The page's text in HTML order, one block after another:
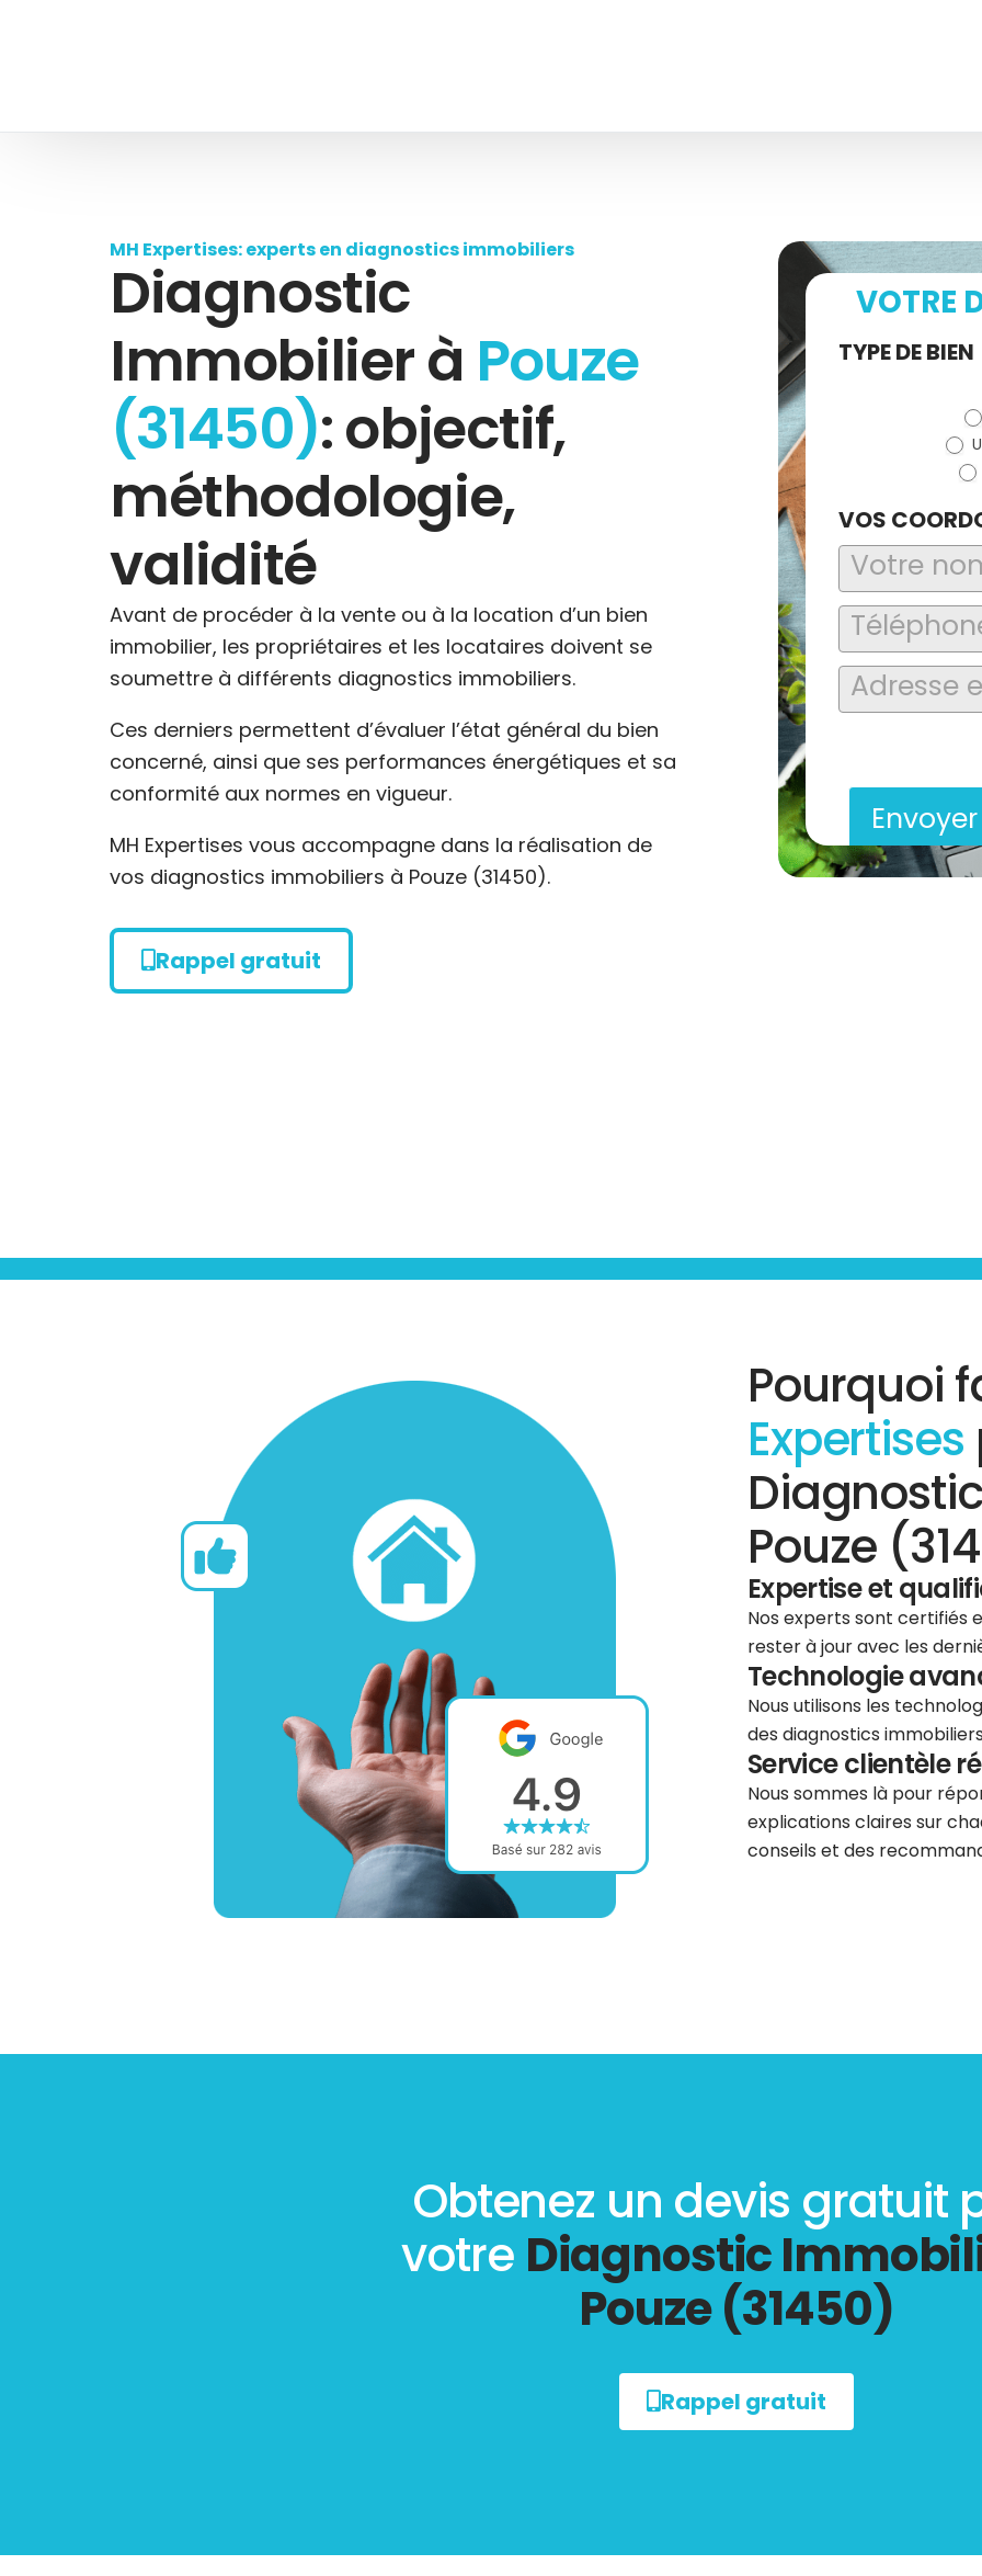
MH Expertises: experts en diagnostics immobiliers
Diagnostic
Immobilier à Pouze
(31450): objectif,
méthodologie,
validité
Avant de procéder à la vente ou à la location d’un bien
immobilier, les propriétaires et les locataires doivent se
soumettre à différents diagnostics immobiliers.
Ces derniers permettent d’évaluer l’état général du bien
concerné, ainsi que ses performances énergétiques et sa
conformité aux normes en vigueur.
MH Expertises vous accompagne dans la réalisation de
vos diagnostics immobiliers à Pouze (31450).
Rappel gratuit
VOTRE
Demande
TYPE DE BIEN
VOS
Pourquoi
Expertises
Pouze
Expertise et
Nos experts sont certifiés
rester à jour avec les
Technologie
Nous utilisons les
des diagnostics
Service clientèle
Nous sommes là pour
explications claires sur
conseils et des
Obtenez un devis gratuit
votre Diagnostic
Pouze (31450)
Rappel gratuit